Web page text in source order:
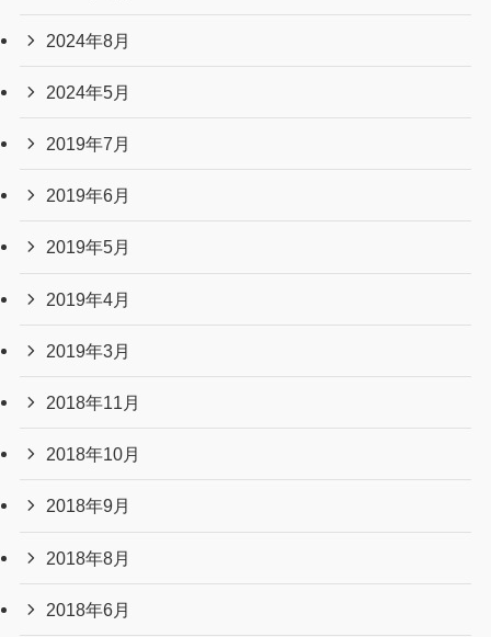
2024年8月
2024年5月
2019年7月
2019年6月
2019年5月
2019年4月
2019年3月
2018年11月
2018年10月
2018年9月
2018年8月
2018年6月